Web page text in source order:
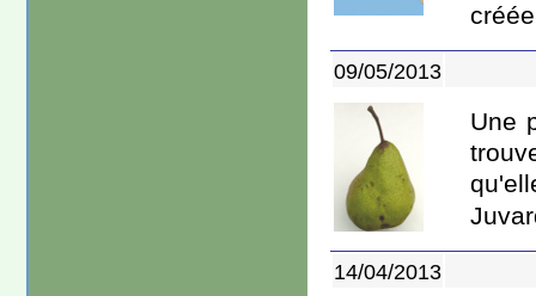
09/05/2013
Une
14/04/2013